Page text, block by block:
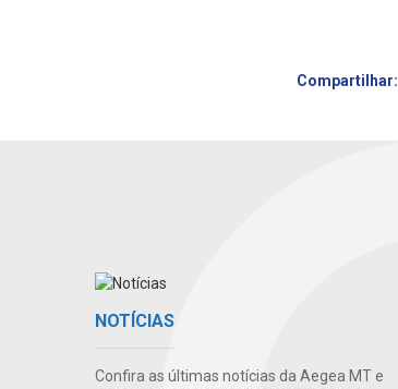
Compartilhar:
NOTÍCIAS
Confira as últimas notícias da Aegea MT e